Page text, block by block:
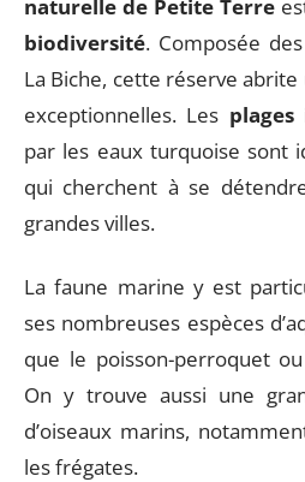
naturelle de Petite Terre
biodiversité. Composée
La Biche, cette réserve
exceptionnelles. Les plages
par les eaux turquoise sont
qui cherchent à se
grandes villes.
La faune marine y est
ses nombreuses espèces
que le poisson-perroquet
On y trouve aussi une
d’oiseaux marins,
les frégates.